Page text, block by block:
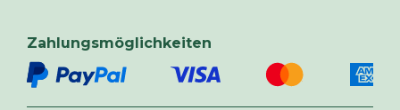
Zahlungsmöglichkeiten